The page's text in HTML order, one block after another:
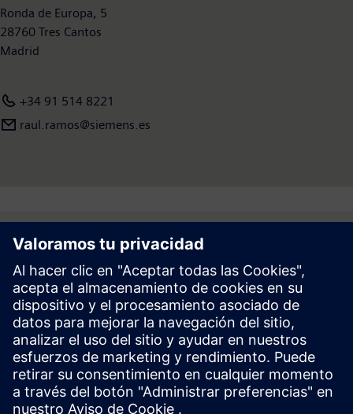
Ronda de Europa, 5
28760 Tres Cantos
Madrid
+34 91 514 8221
raul.ramos@siemens.es
Follow
Prensa | Empresa | Siemens
© Siemens 1996 – 2026
Información Corporativa